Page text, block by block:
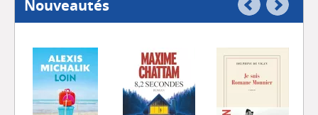
Nouveautés